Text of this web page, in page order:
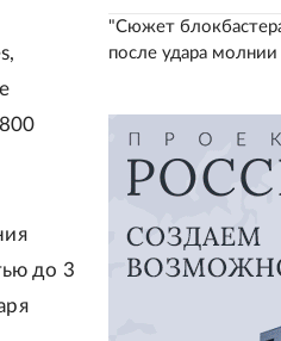
до 3
"Сюжет
после удара